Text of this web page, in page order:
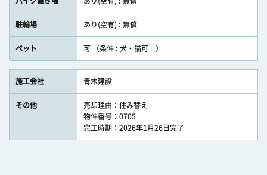
駐輪場 あり(空有) : 無償
ペット 可 （条件 : 犬・猫可 ）
施工会社 青木建設
その他
売却理由：住み替え
物件番号：0705
完工時期：2026年1月26日完了